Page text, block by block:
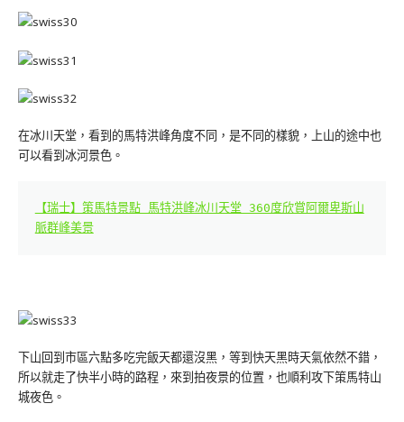
在冰川天堂，看到的馬特洪峰角度不同，是不同的樣貌，上山的途中也
可以看到冰河景色。
【瑞士】策馬特景點 馬特洪峰冰川天堂 360度欣賞阿爾卑斯山
脈群峰美景
下山回到市區六點多吃完飯天都還沒黑，等到快天黑時天氣依然不錯，
所以就走了快半小時的路程，來到拍夜景的位置，也順利攻下策馬特山
城夜色。